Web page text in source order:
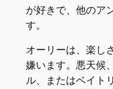
が好きで、他のア
す。
オーリーは、楽し
嫌います。悪天候
ル、またはベイト